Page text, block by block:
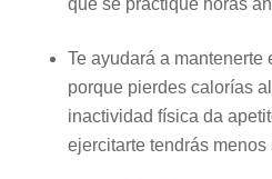
que se practique horas
Te ayudará a mantenerte
porque pierdes calorías
inactividad física da
ejercitarte tendrás menos